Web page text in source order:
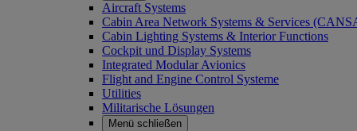
Aircraft Systems
Cabin Area Network Systems & Services
Cabin Lighting Systems & Interior Functions
Cockpit und Display Systems
Integrated Modular Avionics
Flight and Engine Control Systeme
Utilities
Militarische Lösungen
Menü schließen